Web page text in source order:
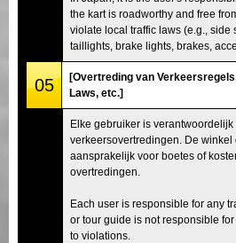
the kart is roadworthy and free
violate local traffic laws (e.g., side
taillights, brake lights, brakes,
05
[Overtreding van
Laws, etc.]
Elke gebruiker is
verkeersovertredingen. De winkel
aansprakelijk voor boetes of
overtredingen.
Each user is responsible for any
or tour guide is not responsible
to violations.